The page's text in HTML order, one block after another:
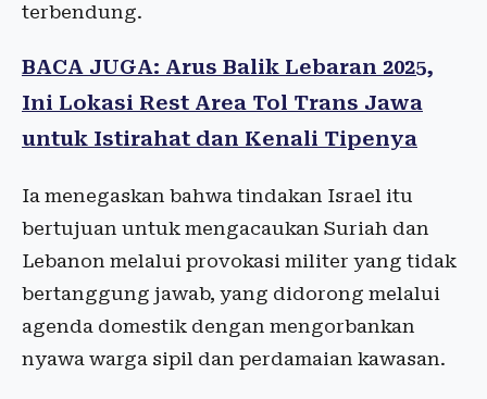
terbendung.
BACA JUGA: Arus Balik Lebaran 2025,
Ini Lokasi Rest Area Tol Trans Jawa
untuk Istirahat dan Kenali Tipenya
Ia menegaskan bahwa tindakan Israel itu
bertujuan untuk mengacaukan Suriah dan
Lebanon melalui provokasi militer yang tidak
bertanggung jawab, yang didorong melalui
agenda domestik dengan mengorbankan
nyawa warga sipil dan perdamaian kawasan.